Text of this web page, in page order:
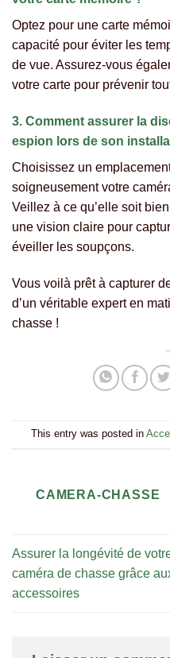
Optez pour une carte
capacité pour éviter les
de vue. Assurez-vous
votre carte pour prévenir
3. Comment assurer la
espion lors de son
Choisissez un
soigneusement votre
Veillez à ce qu’elle soit
une vision claire pour
éveiller les soupçons.
Vous voilà prêt à capturer
d’un véritable expert en
chasse !
This entry was posted in
CAMERA-CHASSE
Assurer la longévité de
caméra de chasse grâce
accessoires